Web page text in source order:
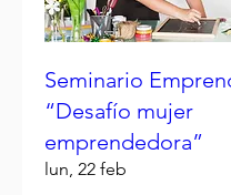
Seminario
“Desafío mujer
emprendedora”
lun, 22 feb